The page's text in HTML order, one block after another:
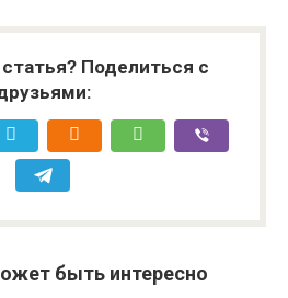
Поделиться с
быть интересно